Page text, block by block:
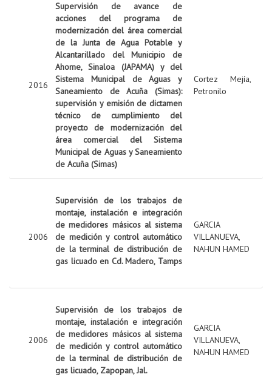
2016
Supervisión de avance de
acciones del programa de
modernización del área comercial
de la Junta de Agua Potable y
Alcantarillado del Municipio de
Ahome, Sinaloa (JAPAMA) y del
Sistema Municipal de Aguas y
Saneamiento de Acuña (Simas):
supervisión y emisión de dictamen
técnico de cumplimiento del
proyecto de modernización del
área comercial del Sistema
Municipal de Aguas y Saneamiento
de Acuña (Simas)
Cortez Mejía,
Petronilo
2006
Supervisión de los trabajos de
montaje, instalación e integración
de medidores másicos al sistema
de medición y control automático
de la terminal de distribución de
gas licuado en Cd. Madero, Tamps
GARCIA
VILLANUEVA,
NAHUN HAMED
2006
Supervisión de los trabajos de
montaje, instalación e integración
de medidores másicos al sistema
de medición y control automático
de la terminal de distribución de
gas licuado, Zapopan, Jal.
GARCIA
VILLANUEVA,
NAHUN HAMED